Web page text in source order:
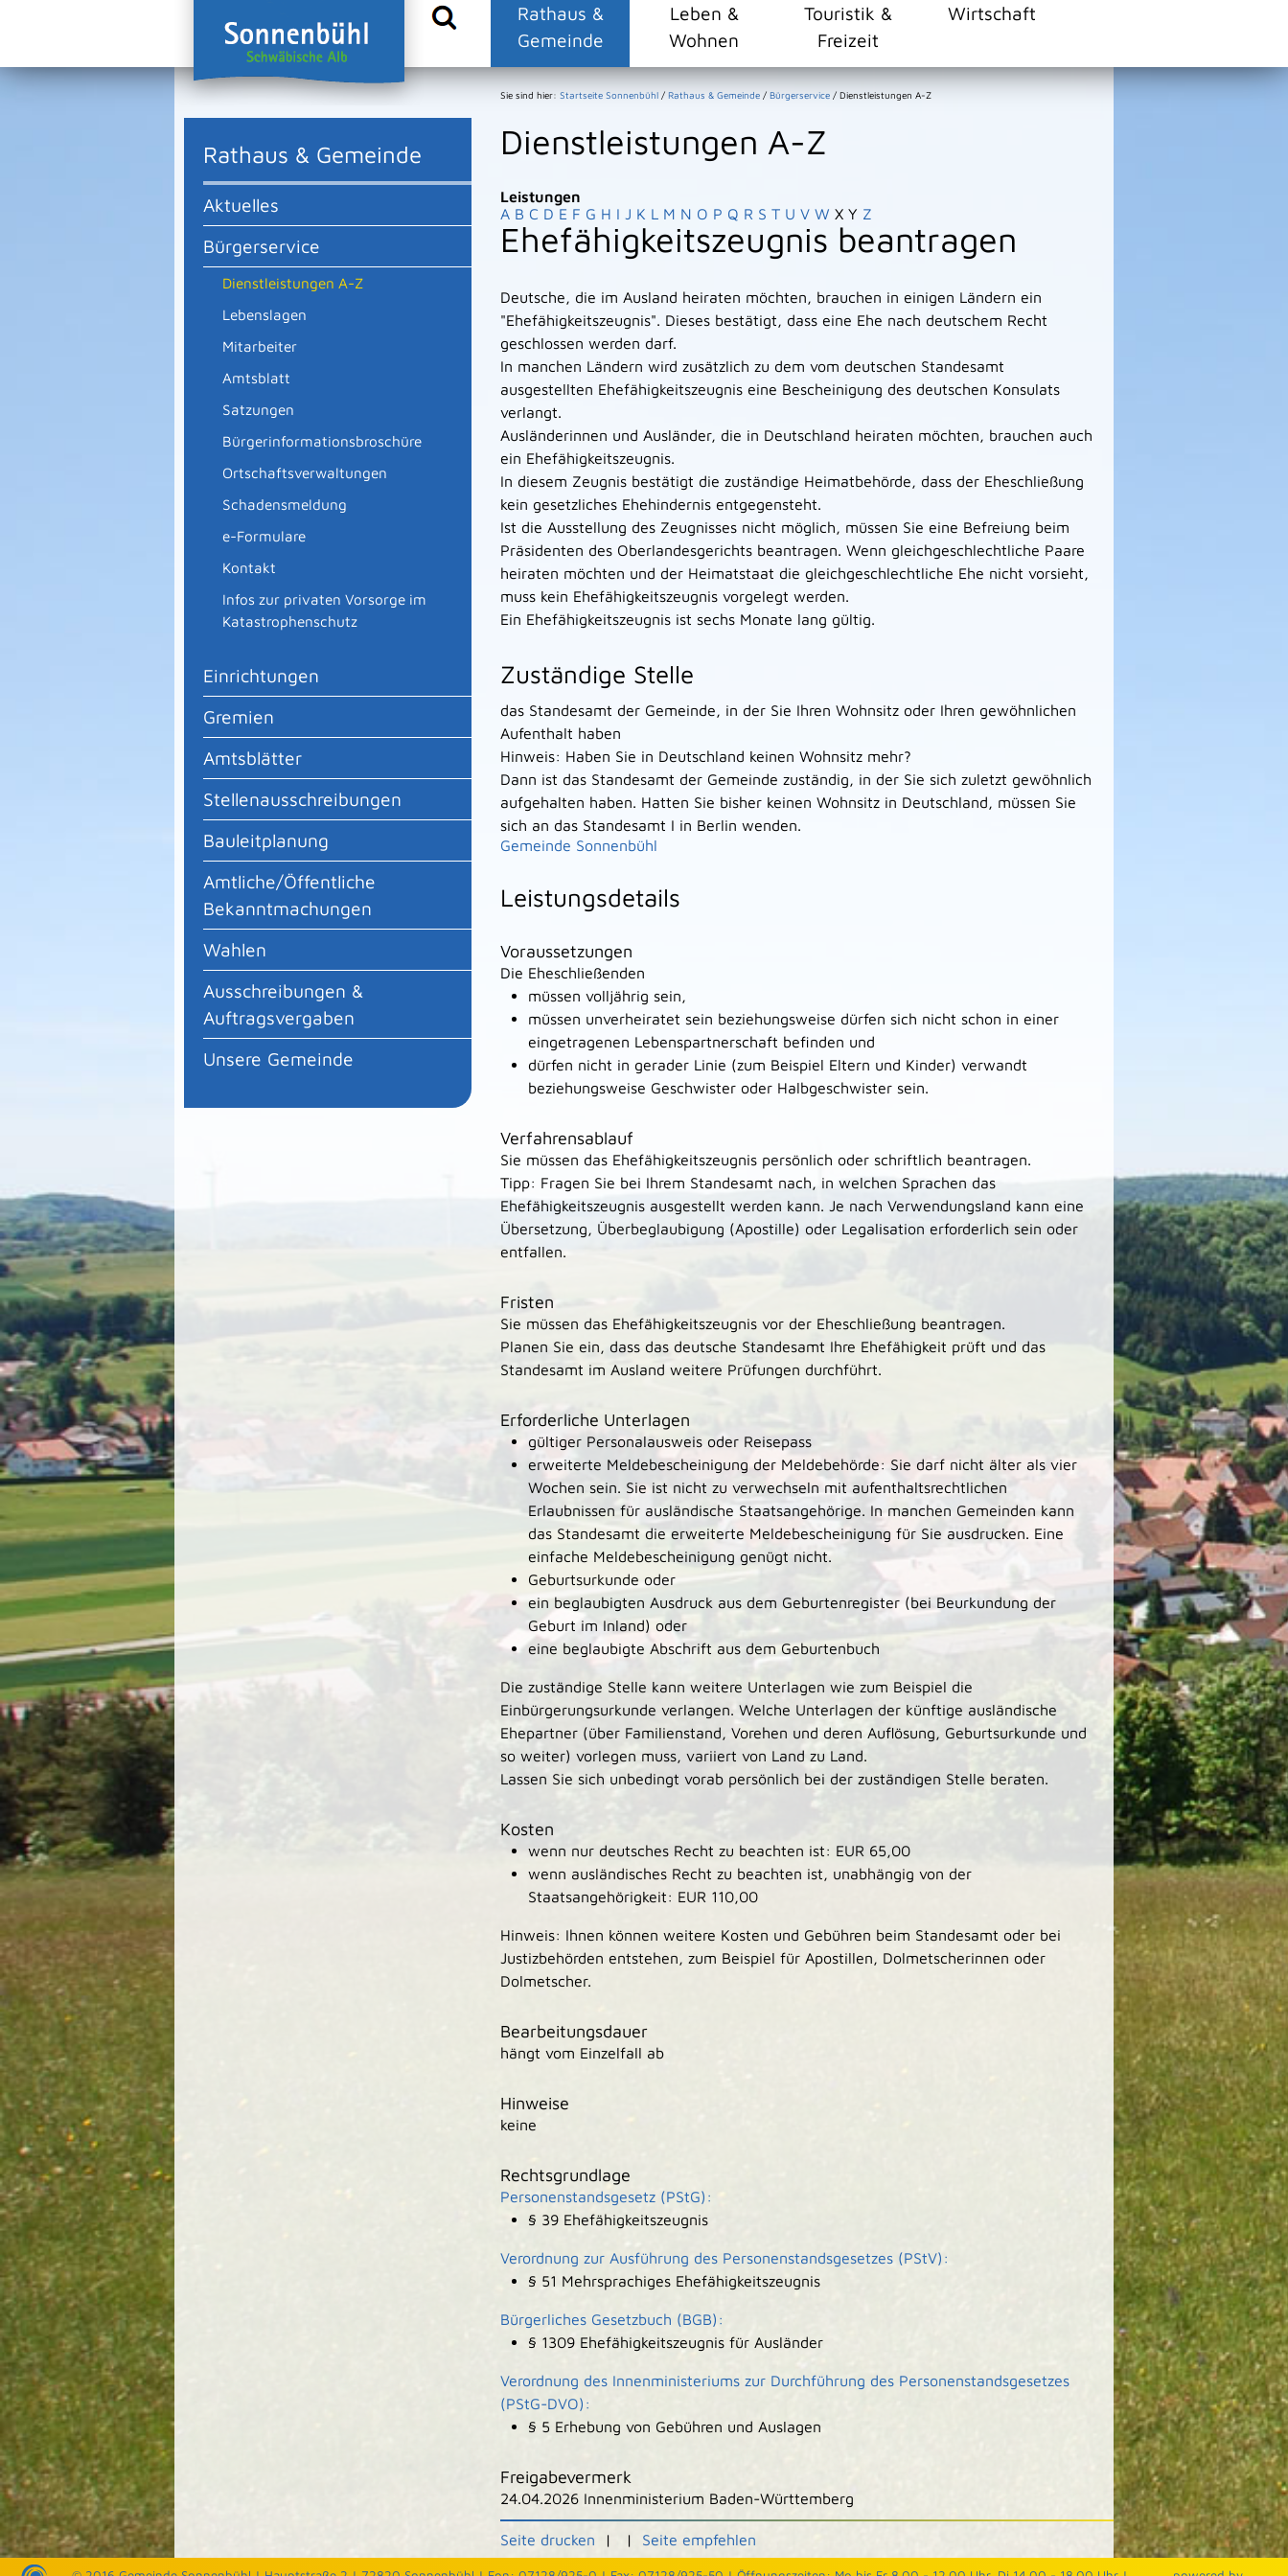
Rathaus &
Gemeinde
Leben &
Wohnen
Touristik &
Freizeit
Wirtschaft
Rathaus & Gemeinde
Aktuelles
Bürgerservice
Dienstleistungen A-Z
Lebenslagen
Mitarbeiter
Amtsblatt
Satzungen
Bürgerinformationsbroschüre
Ortschaftsverwaltungen
Schadensmeldung
e-Formulare
Kontakt
Infos zur privaten Vorsorge im
Katastrophenschutz
Einrichtungen
Gremien
Amtsblätter
Stellenausschreibungen
Bauleitplanung
Amtliche/Öffentliche
Bekanntmachungen
Wahlen
Ausschreibungen &
Auftragsvergaben
Unsere Gemeinde
Sie sind hier: Startseite Sonnenbühl / Rathaus & Gemeinde / Bürgerservice / Dienstleistungen A-Z
Dienstleistungen A-Z
Leistungen
A B C D E F G H I J K L M N O P Q R S T U V W X Y Z
Ehefähigkeitszeugnis beantragen
Deutsche, die im Ausland heiraten möchten, brauchen in einigen Ländern ein
"Ehefähigkeitszeugnis". Dieses bestätigt, dass eine Ehe nach deutschem Recht
geschlossen werden darf.
In manchen Ländern wird zusätzlich zu dem vom deutschen Standesamt
ausgestellten Ehefähigkeitszeugnis eine Bescheinigung des deutschen Konsulats
verlangt.
Ausländerinnen und Ausländer, die in Deutschland heiraten möchten, brauchen auch
ein Ehefähigkeitszeugnis.
In diesem Zeugnis bestätigt die zuständige Heimatbehörde, dass der Eheschließung
kein gesetzliches Ehehindernis entgegensteht.
Ist die Ausstellung des Zeugnisses nicht möglich, müssen Sie eine Befreiung beim
Präsidenten des Oberlandesgerichts beantragen. Wenn gleichgeschlechtliche Paare
heiraten möchten und der Heimatstaat die gleichgeschlechtliche Ehe nicht vorsieht,
muss kein Ehefähigkeitszeugnis vorgelegt werden.
Ein Ehefähigkeitszeugnis ist sechs Monate lang gültig.
Zuständige Stelle
das Standesamt der Gemeinde, in der Sie Ihren Wohnsitz oder Ihren gewöhnlichen
Aufenthalt haben
Hinweis: Haben Sie in Deutschland keinen Wohnsitz mehr?
Dann ist das Standesamt der Gemeinde zuständig, in der Sie sich zuletzt gewöhnlich
aufgehalten haben. Hatten Sie bisher keinen Wohnsitz in Deutschland, müssen Sie
sich an das Standesamt I in Berlin wenden.
Gemeinde Sonnenbühl
Leistungsdetails
Voraussetzungen
Die Eheschließenden
müssen volljährig sein,
müssen unverheiratet sein beziehungsweise dürfen sich nicht schon in einer
eingetragenen Lebenspartnerschaft befinden und
dürfen nicht in gerader Linie (zum Beispiel Eltern und Kinder) verwandt
beziehungsweise Geschwister oder Halbgeschwister sein.
Verfahrensablauf
Sie müssen das Ehefähigkeitszeugnis persönlich oder schriftlich beantragen.
Tipp: Fragen Sie bei Ihrem Standesamt nach, in welchen Sprachen das
Ehefähigkeitszeugnis ausgestellt werden kann. Je nach Verwendungsland kann eine
Übersetzung, Überbeglaubigung (Apostille) oder Legalisation erforderlich sein oder
entfallen.
Fristen
Sie müssen das Ehefähigkeitszeugnis vor der Eheschließung beantragen.
Planen Sie ein, dass das deutsche Standesamt Ihre Ehefähigkeit prüft und das
Standesamt im Ausland weitere Prüfungen durchführt.
Erforderliche Unterlagen
gültiger Personalausweis oder Reisepass
erweiterte Meldebescheinigung der Meldebehörde: Sie darf nicht älter als vier
Wochen sein. Sie ist nicht zu verwechseln mit aufenthaltsrechtlichen
Erlaubnissen für ausländische Staatsangehörige. In manchen Gemeinden kann
das Standesamt die erweiterte Meldebescheinigung für Sie ausdrucken. Eine
einfache Meldebescheinigung genügt nicht.
Geburtsurkunde oder
ein beglaubigten Ausdruck aus dem Geburtenregister (bei Beurkundung der
Geburt im Inland) oder
eine beglaubigte Abschrift aus dem Geburtenbuch
Die zuständige Stelle kann weitere Unterlagen wie zum Beispiel die
Einbürgerungsurkunde verlangen. Welche Unterlagen der künftige ausländische
Ehepartner (über Familienstand, Vorehen und deren Auflösung, Geburtsurkunde und
so weiter) vorlegen muss, variiert von Land zu Land.
Lassen Sie sich unbedingt vorab persönlich bei der zuständigen Stelle beraten.
Kosten
wenn nur deutsches Recht zu beachten ist: EUR 65,00
wenn ausländisches Recht zu beachten ist, unabhängig von der
Staatsangehörigkeit: EUR 110,00
Hinweis: Ihnen können weitere Kosten und Gebühren beim Standesamt oder bei
Justizbehörden entstehen, zum Beispiel für Apostillen, Dolmetscherinnen oder
Dolmetscher.
Bearbeitungsdauer
hängt vom Einzelfall ab
Hinweise
keine
Rechtsgrundlage
Personenstandsgesetz (PStG):
§ 39 Ehefähigkeitszeugnis
Verordnung zur Ausführung des Personenstandsgesetzes (PStV):
§ 51 Mehrsprachiges Ehefähigkeitszeugnis
Bürgerliches Gesetzbuch (BGB):
§ 1309 Ehefähigkeitszeugnis für Ausländer
Verordnung des Innenministeriums zur Durchführung des Personenstandsgesetzes
(PStG-DVO):
§ 5 Erhebung von Gebühren und Auslagen
Freigabevermerk
24.04.2026 Innenministerium Baden-Württemberg
Seite drucken | | Seite empfehlen